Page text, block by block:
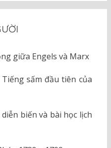
giữa Engels và Marx
sấm đầu tiên của
biến và bài học lịch